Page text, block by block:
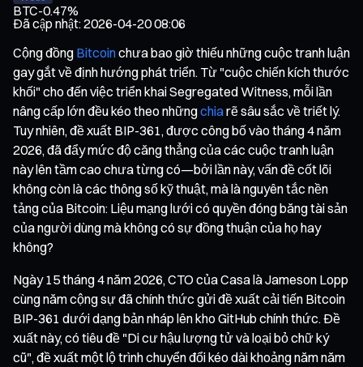
BTC-0.47%
Đã cập nhật:2026-04-20 08:06
Cộng đồng Bitcoinchưa bao giờ thiếu những cuộc tranh luận
gay gắt về định hướng phát triển. Từ "cuộc chiến kích thước
khối" cho đến việc triển khai Segregated Witness, mỗi lần
nâng cấp lớn đều kéo theo nhữngchiarẽ sâu sắc về triết lý.
Tuy nhiên, đề xuất BIP-361, được công bố vào tháng 4 năm
2026, đã đẩy mức độ căng thẳng của các cuộc tranh luận
này lên tầm cao chưa từng có—bởi lần này, vấn đề cốt lõi
không còn là các thông số kỹ thuật, mà là nguyên tắc nền
tảng của Bitcoin: Liệu mạng lưới có quyền đóng băng tài sản
của người dùng mà không có sự đồng thuận của họ hay
không?
Ngày 15 tháng 4 năm 2026, CTO của Casa là Jameson Lopp
cùng năm cộng sự đã chính thức gửi đề xuất cải tiến Bitcoin
BIP-361 dưới dạng bản nháp lên kho GitHub chính thức. Đề
xuất này, có tiêu đề "Di cư hậu lượng tử và loại bỏ chữ ký
cũ", đề xuất một lộ trình chuyển đổi kéo dài khoảng năm năm